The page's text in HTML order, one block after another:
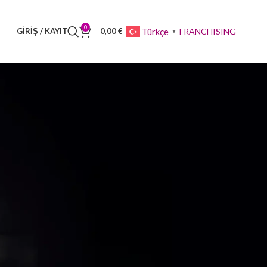
GIRIŞ / KAYIT 0 0,00€ Türkçe ▼ FRANCHISING
Zugriff auf Ihren Bestellstatus
Felder aus, und wir
fragen Sie nur nach den
Kaufvorgang erforderlich